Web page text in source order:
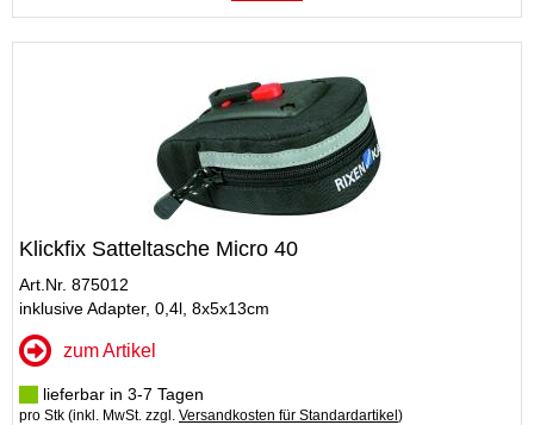
Klickfix Satteltasche Micro 40
Art.Nr. 875012
inklusive Adapter, 0,4l, 8x5x13cm
zum Artikel
lieferbar in 3-7 Tagen
pro Stk (inkl. MwSt. zzgl. Versandkosten für Standardartikel)